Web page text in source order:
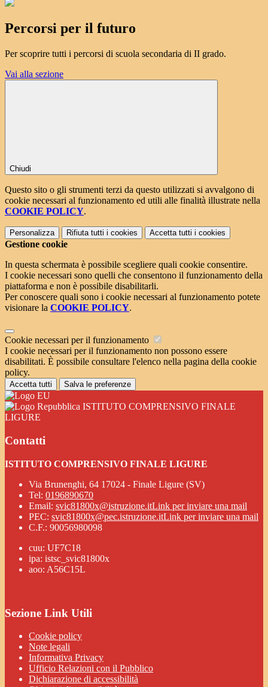
Percorsi per il futuro
Per scoprire tutti i percorsi di scuola secondaria di II grado.
Vai alla sezione
Chiudi
Questo sito o gli strumenti terzi da questo utilizzati si avvalgono di
cookie necessari al funzionamento ed utili alle finalità illustrate nella
COOKIE POLICY.
Personalizza Rifiuta tutti i cookies Accetta tutti i cookies
Gestione cookie
In questa schermata è possibile scegliere quali cookie consentire.
I cookie necessari sono quelli che consentono il funzionamento della
piattaforma e non è possibile disabilitarli.
Per conoscere quali sono i cookie necessari al funzionamento potete
visionare la COOKIE POLICY.
Cookie necessari per il funzionamento
I cookie necessari per il funzionamento non possono essere
disabilitati. È possibile consultare l'elenco nella pagina della cookie
policy.
Accetta tutti Salva le preferenze
ISTITUTO COMPRENSIVO FINALE
LIGURE
Contatti
ISTITUTO COMPRENSIVO FINALE LIGURE
Via Brunenghi, 64 17024 - Finale Ligure (SV)
Tel: 0196890670
Email: svic81800x@istruzione.itLink per inviare una mail
PEC: svic81800x@pec.istruzione.itLink per inviare una mail
C.F.: 90056980098
cuu: UF7C18
ipa: istsc_svic81800x
aoo: A56C15L
Sezione Link Utili
Cookie policy
Note legali
Informativa Privacy
Ufficio Relazioni con il Pubblico
Dichiarazione di accessibilità